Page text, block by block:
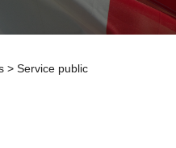
> Service public